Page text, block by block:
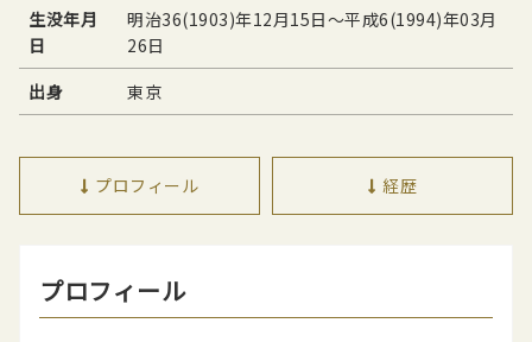
生没年月
日
明治36(1903)年12月15日〜平成6(1994)年03月
26日
出身
東京
プロフィール 経歴
プロフィール